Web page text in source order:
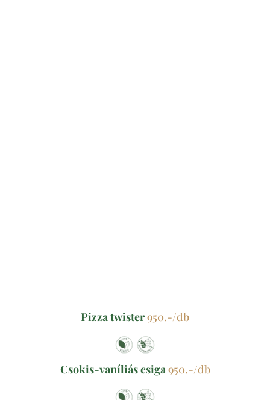
Pizza twister950.-/db
Csokis-vaníliás csiga950.-/db